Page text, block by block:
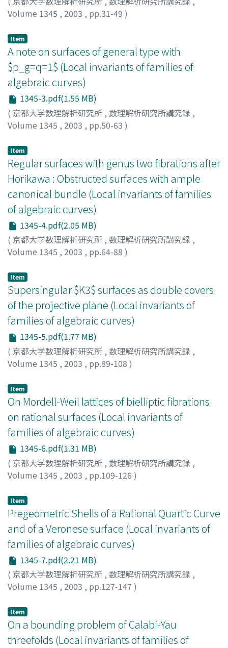
Volume 1345 , 2003 , pp.31-49 )
Item
A note on surfaces of general type with
$p_g=q=1$ (Local invariants of families of
algebraic curves)
1345-3.pdf(1.55 MB)
( 京都大学数理解析研究所 , 数理解析研究所講究録 ,
Volume 1345 , 2003 , pp.50-63 )
Item
Regular surfaces with genus two fibrations after
Horikawa : Obstructed surfaces with ample
canonical bundle (Local invariants of families
of algebraic curves)
1345-4.pdf(2.05 MB)
( 京都大学数理解析研究所 , 数理解析研究所講究録 ,
Volume 1345 , 2003 , pp.64-88 )
Item
Supersingular $K3$ surfaces as double covers
of the projective plane (Local invariants of
families of algebraic curves)
1345-5.pdf(1.77 MB)
( 京都大学数理解析研究所 , 数理解析研究所講究録 ,
Volume 1345 , 2003 , pp.89-108 )
Item
On Mordell-Weil lattices of bielliptic fibrations
on rational surfaces (Local invariants of
families of algebraic curves)
1345-6.pdf(1.31 MB)
( 京都大学数理解析研究所 , 数理解析研究所講究録 ,
Volume 1345 , 2003 , pp.109-126 )
Item
Pregeometric Shells of a Rational Quartic Curve
and of a Veronese surface (Local invariants of
families of algebraic curves)
1345-7.pdf(2.21 MB)
( 京都大学数理解析研究所 , 数理解析研究所講究録 ,
Volume 1345 , 2003 , pp.127-147 )
Item
On a bounding problem of Calabi-Yau
threefolds (Local invariants of families of